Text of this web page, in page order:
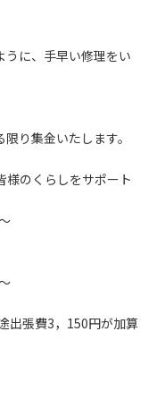
うに、手早い修理をい
り集金いたします。
のくらしをサポート
出張費3，150円が加算